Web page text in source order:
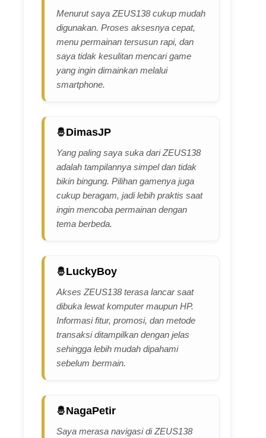
Menurut saya ZEUS138 cukup mudah
digunakan. Proses aksesnya cepat,
menu permainan tersusun rapi, dan
saya tidak kesulitan mencari game
yang ingin dimainkan melalui
smartphone.
DimasJP
Yang paling saya suka dari ZEUS138
adalah tampilannya simpel dan tidak
bikin bingung. Pilihan gamenya juga
cukup beragam, jadi lebih praktis saat
ingin mencoba permainan dengan
tema berbeda.
LuckyBoy
Akses ZEUS138 terasa lancar saat
dibuka lewat komputer maupun HP.
Informasi fitur, promosi, dan metode
transaksi ditampilkan dengan jelas
sehingga lebih mudah dipahami
sebelum bermain.
NagaPetir
Saya merasa navigasi di ZEUS138